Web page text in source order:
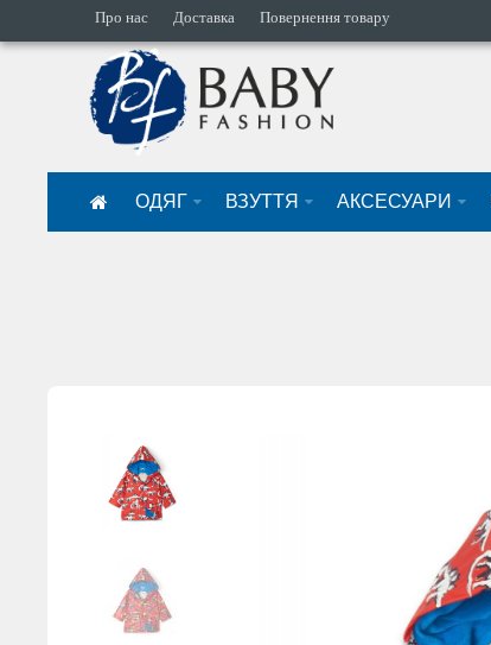
Про нас Доставка Повернення товару
ОДЯГ ВЗУТТЯ АКСЕСУАРИ